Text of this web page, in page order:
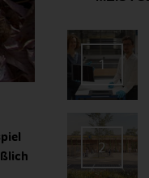
1
2